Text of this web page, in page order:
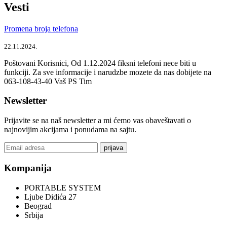
Vesti
Promena broja telefona
22.11.2024.
Poštovani Korisnici, Od 1.12.2024 fiksni telefoni nece biti u
funkciji. Za sve informacije i narudzbe mozete da nas dobijete na
063-108-43-40 Vaš PS Tim
Newsletter
Prijavite se na naš newsletter a mi ćemo vas obaveštavati o
najnovijim akcijama i ponudama na sajtu.
prijava
Kompanija
PORTABLE SYSTEM
Ljube Didića 27
Beograd
Srbija